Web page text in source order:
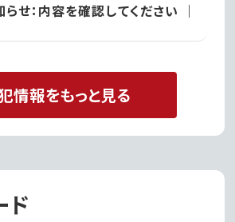
せ：内容を確認してください ｜
情報をもっと見る
ド